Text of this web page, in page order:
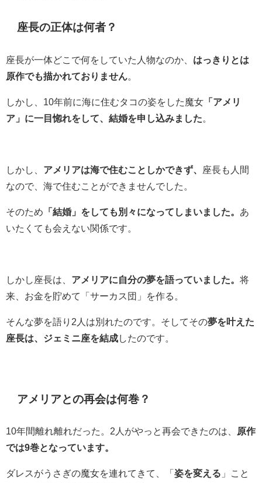
座長の正体は何者？
座長が一体どこで何をしていた人物なのか、 はっきりとは
原作でも描かれておりません
しかし、10年前に海に住むタコの姿をした魔女 「アメリ
ア」に一目惚れをして、結婚を申し込みました
しかし、 アメリアは海で住むことしかできず、
座長も人間
なので、海で住むことができませんでした。
そのため 「結婚」をしても別々になってしまいました。 あ
いたくても会えない関係です。
しかし座長は、 アメリアに自分の夢を語っていました。 将
来、お金を貯めて「サーカス団」を作る。
そんな夢を語り2人は別れたのです。そしてその夢を叶えた
座長は、ジェミニ座を結成したのです。
アメリアとの再会は何巻？
10年間離れ離れだった。2人がやっと再会できたのは、
原作
では9巻となっています。
ダレスがうさぎの魔女を連れてきて、「 姿を変える 」こと